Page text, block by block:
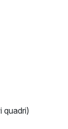
quadri)